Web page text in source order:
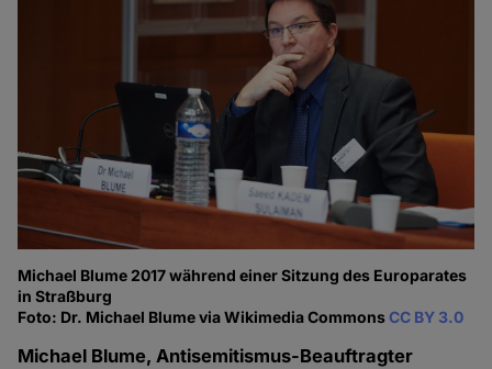
Michael Blume 2017 während einer Sitzung des Europarates
in Straßburg
Foto: Dr. Michael Blume via Wikimedia CommonsCC BY 3.0
Michael Blume, Antisemitismus-Beauftragter